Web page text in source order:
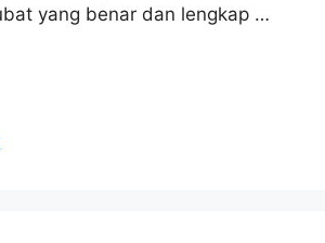
yang benar dan lengkap …